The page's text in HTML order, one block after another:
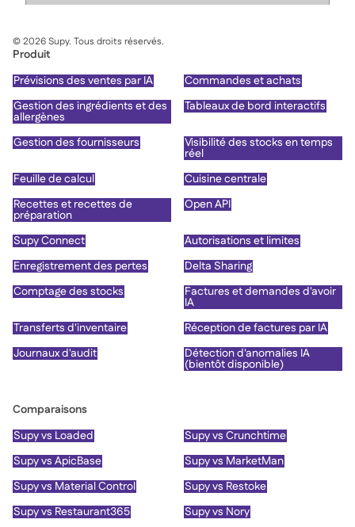
Produit
Prévisions des ventes par IA
Commandes et achats
Gestion des ingrédients et des
allergènes
Tableaux de bord interactifs
Gestion des fournisseurs Visibilité des stocks en temps
réel
Feuille de calcul
Cuisine centrale
Recettes et recettes de
préparation
Open API
Supy Connect
Autorisations et limites
Enregistrement des pertes
Delta Sharing
Comptage des stocks
Factures et demandes d'avoir
IA
Transferts d'inventaire
Réception de factures par IA
Journaux d'audit
Détection d'anomalies IA
(bientôt disponible)
Comparaisons
Supy vs Loaded
Supy vs Crunchtime
Supy vs ApicBase
Supy vs MarketMan
Supy vs Material Control
Supy vs Restoke
Supy vs Restaurant365
Supy vs Nory
©2026Supy. Tous droits réservés.